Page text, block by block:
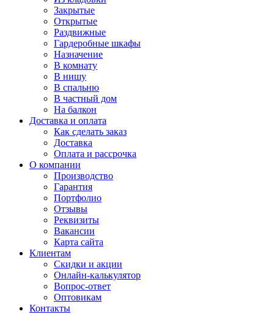
Закрытые
Открытые
Раздвижные
Гардеробные шкафы
Назначение
В комнату
В нишу
В спальню
В частный дом
На балкон
Доставка и оплата
Как сделать заказ
Доставка
Оплата и рассрочка
О компании
Производство
Гарантия
Портфолио
Отзывы
Реквизиты
Вакансии
Карта сайта
Клиентам
Скидки и акции
Онлайн-калькулятор
Вопрос-ответ
Оптовикам
Контакты